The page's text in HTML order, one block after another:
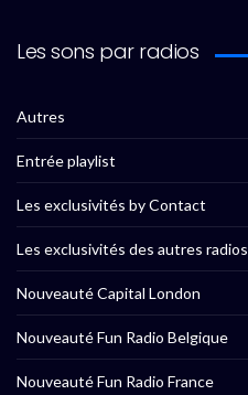
Les sons par radios
Autres
Entrée playlist
Les exclusivités by Contact
Les exclusivités des autres radios
Nouveauté Capital London
Nouveauté Fun Radio Belgique
Nouveauté Fun Radio France